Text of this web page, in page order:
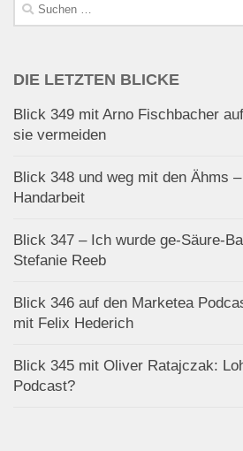
nach:
DIE LETZTEN BLICKE
Blick 349 mit Arno Fischbacher
sie vermeiden
Blick 348 und weg mit den Ähms
Handarbeit
Blick 347 – Ich wurde ge-Säure-
Stefanie Reeb
Blick 346 auf den Marketea
mit Felix Hederich
Blick 345 mit Oliver Ratajczak:
Podcast?